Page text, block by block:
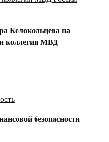
Колокольцева на
коллегии МВД
безопасности